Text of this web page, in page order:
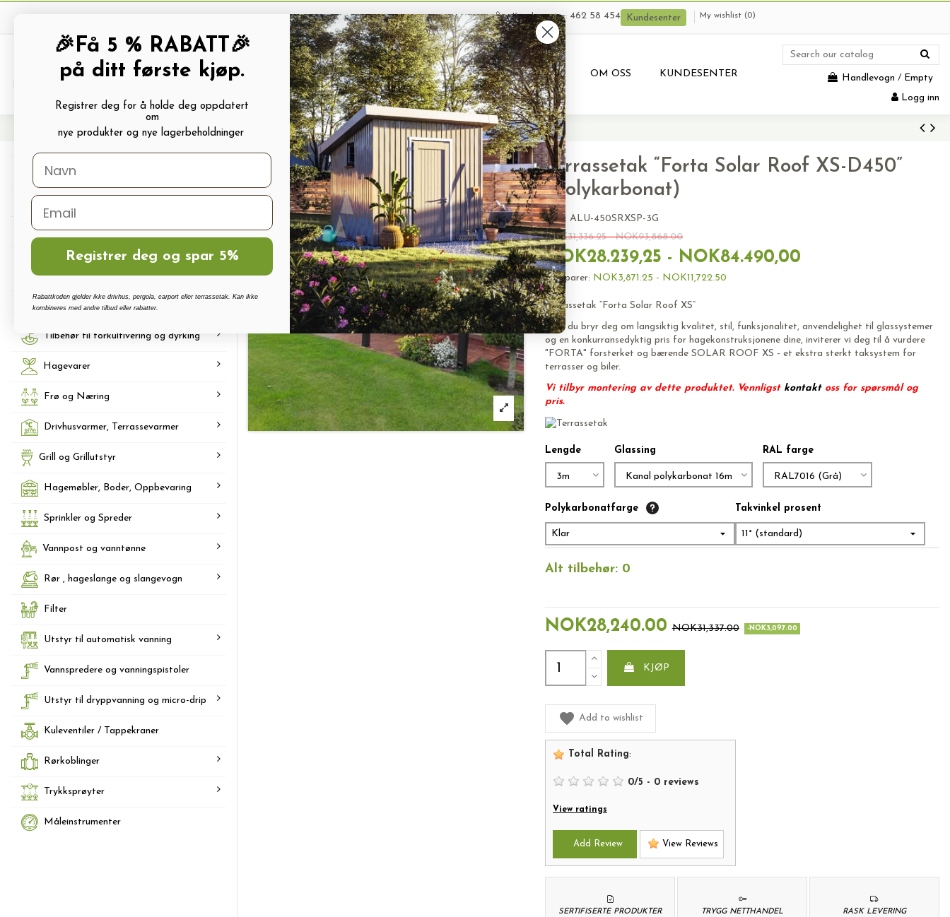
Kundeservice: 462 58 454 Kundesenter My wishlist (0)
PRODUKTKATALOG ALLE TILBUDSVARER BRUKTE VARER PRODUKTUTLEIE OM OSS KUNDESENTER Handlevogn / Empty
Logg inn
Terrassetak, Pergola, Hagestuer, Carport Terrassetak Terrassetak “Forta Solar Roof XS-D450” (Polykarbonat)
Terrassetak “Forta Solar Roof XS-D450”
(Polykarbonat)
SKU: ALU-450SRXSP-3G
NOK31,336.25 - NOK93,868.00
NOK28.239,25 - NOK84.490,00
Du sparer: NOK3,871.25 - NOK11,722.50
Terrassetak “Forta Solar Roof XS”
Hvis du bryr deg om langsiktig kvalitet, stil, funksjonalitet, anvendelighet til glassystemer
og en konkurransedyktig pris for hagekonstruksjonene dine, inviterer vi deg til å vurdere
"FORTA" forsterket og bærende SOLAR ROOF XS - et ekstra sterkt taksystem for
terrasser og biler.
Vi tilbyr montering av dette produktet. Vennligst kontaktoss for spørsmål og
pris.
Lengde Glassing RAL farge
Polykarbonatfarge
Klar
Takvinkel prosent
11° (standard)
Alt tilbehør: 0
NOK28,240.00 NOK31,337.00 -NOK3,097.00
KJØP
Add to wishlist
Total Rating:
0/5 - 0 reviews
View ratings
Add Review View Reviews
RASK LEVERING
TRYGG NETTHANDEL
SERTIFISERTE PRODUKTER
Drivhus
Polykarbonat, Glass Og Tilbehør
Terrassetak, Pergola, Hagestuer,
Carport
Drivhus vanningssett
Tilbehør til forkultivering og dyrking
Hagevarer
Frø og Næring
Drivhusvarmer, Terrassevarmer
Grill og Grillutstyr
Hagemøbler, Boder, Oppbevaring
Sprinkler og Spreder
Vannpost og vanntønne
Rør , hageslange og slangevogn
Filter
Utstyr til automatisk vanning
Vannspredere og vanningspistoler
Utstyr til dryppvanning og micro-drip
Kuleventiler / Tappekraner
Rørkoblinger
Trykksprøyter
Måleinstrumenter
🎉Få 5 % RABATT🎉
på ditt første kjøp.
Registrer deg for å holde deg oppdatert
om
nye produkter og nye lagerbeholdninger
Registrer deg og spar 5%
Rabattkoden gjelder ikke drivhus, pergola, carport eller terrassetak. Kan ikke
kombineres med andre tilbud eller rabatter.